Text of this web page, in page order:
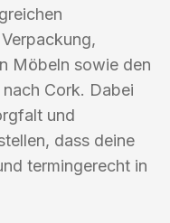
Möbeln sowie den
Cork. Dabei
und
dass deine
termingerecht in